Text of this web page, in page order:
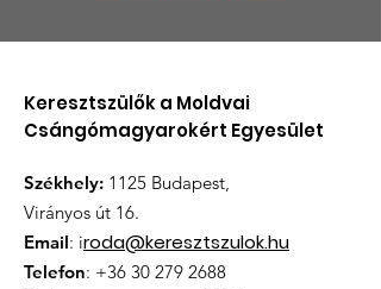
Keresztszülők a Moldvai
Csángómagyarokért Egyesület
Székhely: 1125 Budapest,
Virányos út 16.
Email: iroda@keresztszulok.hu
Telefon: +36 30 279 2688